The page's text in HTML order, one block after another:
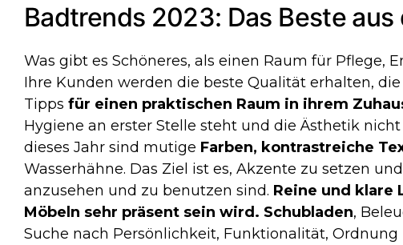
Badtrends 2023: Das Beste
Was gibt es Schöneres, als einen Raum für Pflege,
Ihre Kunden werden die beste Qualität erhalten,
Tipps für einen praktischen Raum in ihrem
Hygiene an erster Stelle steht und die Ästhetik
dieses Jahr sind mutige Farben, kontrastreiche
Wasserhähne. Das Ziel ist es, Akzente zu setzen
anzusehen und zu benutzen sind. Reine und klare
Möbeln sehr präsent sein wird. Schubladen,
Suche nach Persönlichkeit, Funktionalität,